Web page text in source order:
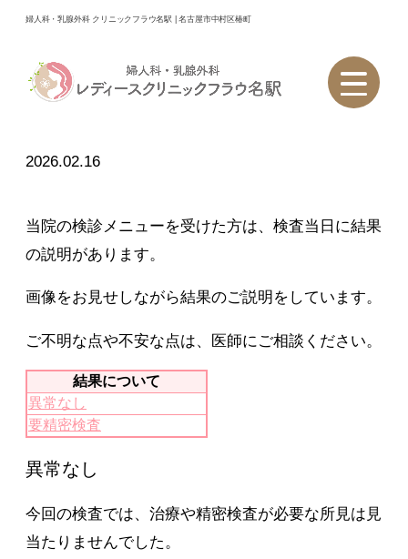
婦人科・乳腺外科 クリニックフラウ名駅 | 名古屋市中村区椿町
婦人科・乳腺外科 レディースクリニックフラウ名駅｜名古屋市中
2026.02.16
当院の検診メニューを受けた方は、検査当日に結果
の説明があります。
画像をお見せしながら結果のご説明をしています。
ご不明な点や不安な点は、医師にご相談ください。
結果について
異常なし
要精密検査
異常なし
今回の検査では、治療や精密検査が必要な所見は見
当たりませんでした。